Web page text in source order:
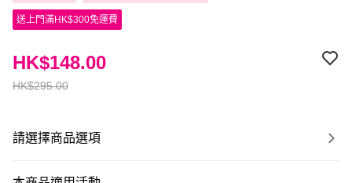
送上門滿HK$300免運費
HK$295.00
HK$148.00
請選擇商品選項